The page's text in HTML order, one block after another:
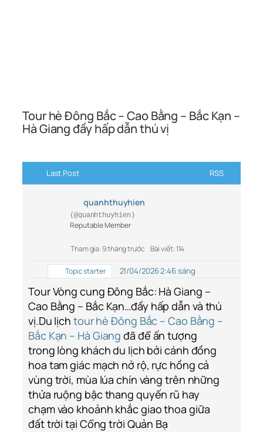
Tour hè Đông Bắc – Cao Bằng – Bắc Kạn –
Hà Giang đầy hấp dẫn thú vị
Last Post RSS
quanhthuyhien
(@quanhthuyhien)
Reputable Member
Tham gia: 9 tháng trước Bài viết: 114
Topic starter 21/04/2026 2:46 sáng
Tour Vòng cung Đông Bắc: Hà Giang –
Cao Bằng – Bắc Kạn…đầy hấp dẫn và thú
vị.Du lịch tour hè Đông Bắc – Cao Bằng –
Bắc Kạn – Hà Giang đã để ấn tượng
trong lòng khách du lịch bởi cánh đồng
hoa tam giác mạch nở rộ, rực hồng cả
vùng trời, mùa lúa chín vàng trên những
thửa ruộng bậc thang quyến rũ hay
chạm vào khoảnh khắc giao thoa giữa
đất trời tại Cổng trời Quản Bạ